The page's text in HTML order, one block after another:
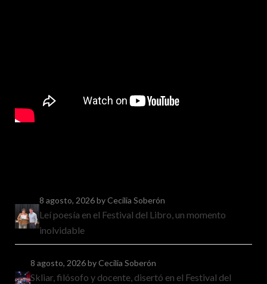
8 agosto, 2026by Cecilia Soberón
Leí poesía en el Festival del Libro, un momento
inolvidable
8 agosto, 2026by Cecilia Soberón
Skliar, filósofo y docente, disertó en el Festival del